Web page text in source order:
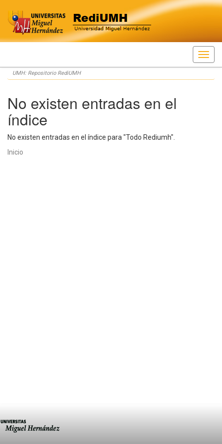
Skip
navigation
UMH: Repositorio RediUMH
No existen entradas en el
índice
No existen entradas en el índice para "Todo Rediumh".
Inicio